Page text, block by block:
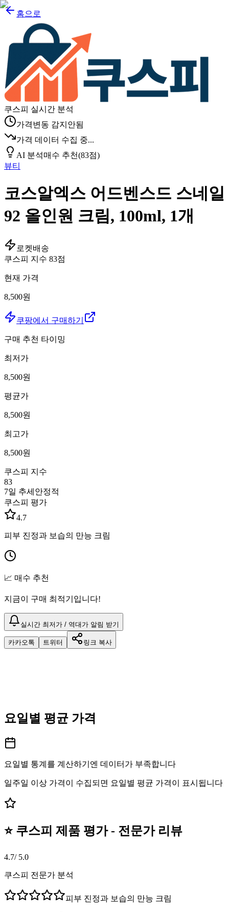
홈으로
쿠스피 실시간 분석
가격변동 감지안됨
가격 데이터 수집 중...
AI 분석매수 추천(83점)
뷰티
코스알엑스 어드벤스드 스네일
92 올인원 크림, 100ml, 1개
로켓배송
쿠스피 지수 83점
현재 가격
8,500원
쿠팡에서 구매하기
구매 추천 타이밍
최저가
8,500원
평균가
8,500원
최고가
8,500원
쿠스피 지수
83
7일 추세 안정적
쿠스피 평가
4.7
피부 진정과 보습의 만능 크림
📈 매수 추천
지금이 구매 최적기입니다!
실시간 최저가 / 역대가 알림 받기
카카오톡 트위터 링크 복사
요일별 평균 가격
요일별 통계를 계산하기엔 데이터가 부족합니다
일주일 이상 가격이 수집되면 요일별 평균 가격이 표시됩니다
⭐ 쿠스피 제품 평가 - 전문가 리뷰
4.7/ 5.0
쿠스피 전문가 분석
피부 진정과 보습의 만능 크림